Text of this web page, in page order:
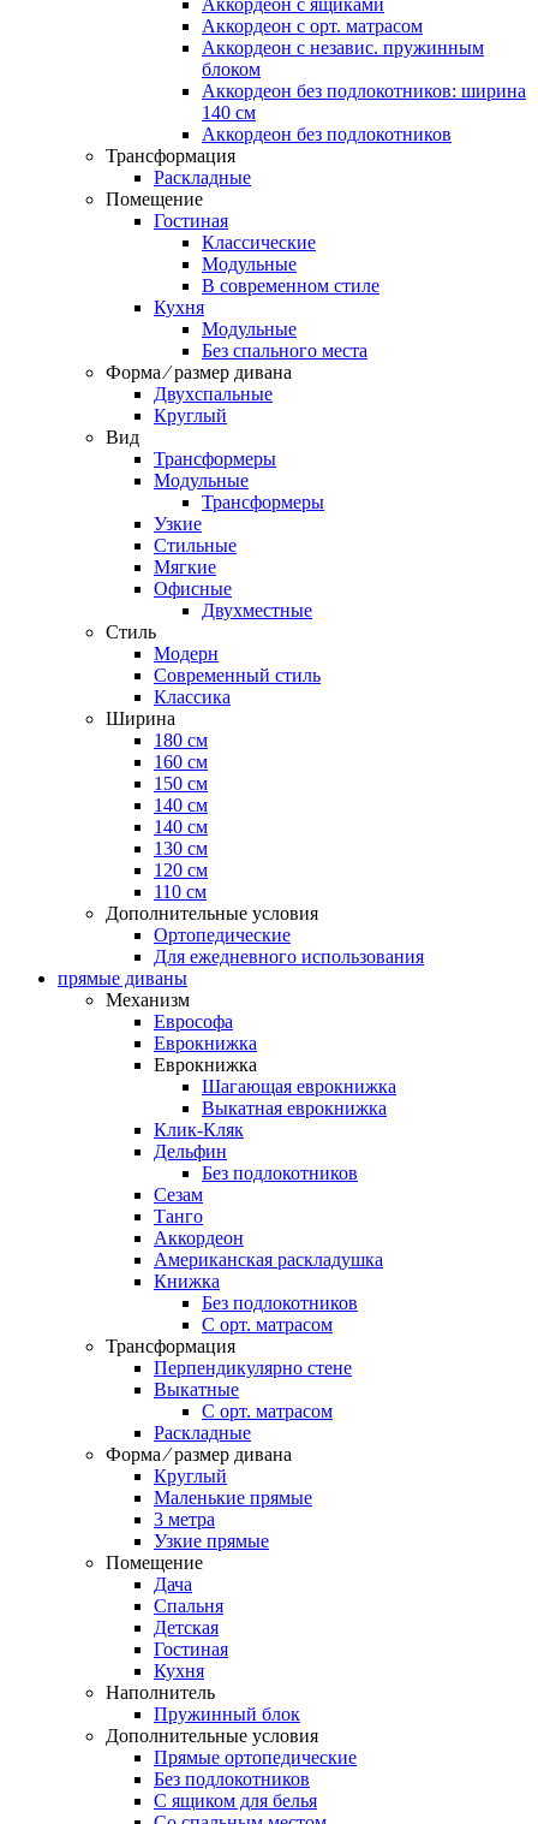
Аккордеон c ящиками
Аккордеон c орт. матрасом
Аккордеон c независ. пружинным
блоком
Аккордеон без подлокотников: ширина
140 см
Аккордеон без подлокотников
Трансформация
Раскладные
Помещение
Гостиная
Классические
Модульные
В современном стиле
Кухня
Модульные
Без спального места
Форма ⁄ размер дивана
Двухспальные
Круглый
Вид
Трансформеры
Модульные
Трансформеры
Узкие
Стильные
Мягкие
Офисные
Двухместные
Стиль
Модерн
Современный стиль
Классика
Ширина
180 см
160 см
150 см
140 см
140 см
130 см
120 см
110 см
Дополнительные условия
Ортопедические
Для ежедневного использования
прямые диваны
Механизм
Еврософа
Еврокнижка
Еврокнижка
Шагающая еврокнижка
Выкатная еврокнижка
Клик-Кляк
Дельфин
Без подлокотников
Сезам
Танго
Аккордеон
Американская раскладушка
Книжка
Без подлокотников
С орт. матрасом
Трансформация
Перпендикулярно стене
Выкатные
С орт. матрасом
Раскладные
Форма ⁄ размер дивана
Круглый
Маленькие прямые
3 метра
Узкие прямые
Помещение
Дача
Спальня
Детская
Гостиная
Кухня
Наполнитель
Пружинный блок
Дополнительные условия
Прямые ортопедические
Без подлокотников
С ящиком для белья